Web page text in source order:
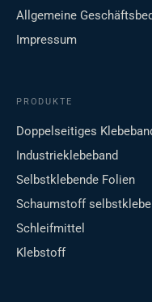
Allgemeine
Impressum
PRODUKTE
Doppelseitiges
Industrieklebeband
Selbstklebende Folien
Schaumstoff
Schleifmittel
Klebstoff